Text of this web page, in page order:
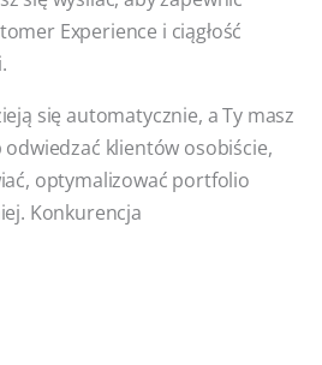
Experience i ciągłość
się automatycznie, a Ty masz
klientów osobiście,
optymalizować portfolio
Konkurencja